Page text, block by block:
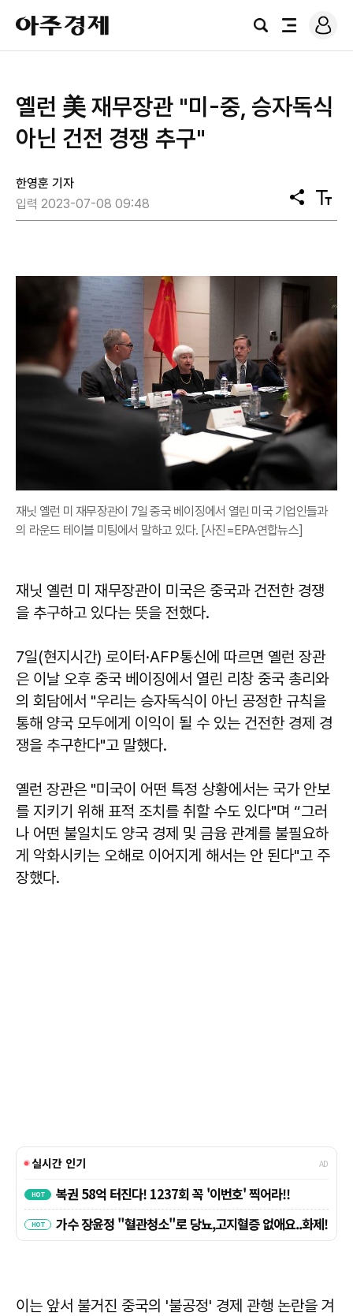
아
주
경
검
전
로
그
옐런 美 재무장관 "미-중, 승자독식
아닌 건전 경쟁 추구"
한영훈 기자
입력 2023-07-08 09:48
공
유
텍
스
재닛 옐런 미 재무장관이 7일 중국 베이징에서 열린 미국 기업인들과
의 라운드 테이블 미팅에서 말하고 있다. [사진=EPA·연합뉴스]
재닛 옐런 미 재무장관이 미국은 중국과 건전한 경쟁
을 추구하고 있다는 뜻을 전했다.
7일(현지시간) 로이터·AFP통신에 따르면 옐런 장관
은 이날 오후 중국 베이징에서 열린 리창 중국 총리와
의 회담에서 "우리는 승자독식이 아닌 공정한 규칙을
통해 양국 모두에게 이익이 될 수 있는 건전한 경제 경
쟁을 추구한다"고 말했다.
옐런 장관은 "미국이 어떤 특정 상황에서는 국가 안보
를 지키기 위해 표적 조치를 취할 수도 있다"며 “그러
나 어떤 불일치도 양국 경제 및 금융 관계를 불필요하
게 악화시키는 오해로 이어지게 해서는 안 된다"고 주
장했다.
이는 앞서 불거진 중국의 '불공정' 경제 관행 논란을 겨